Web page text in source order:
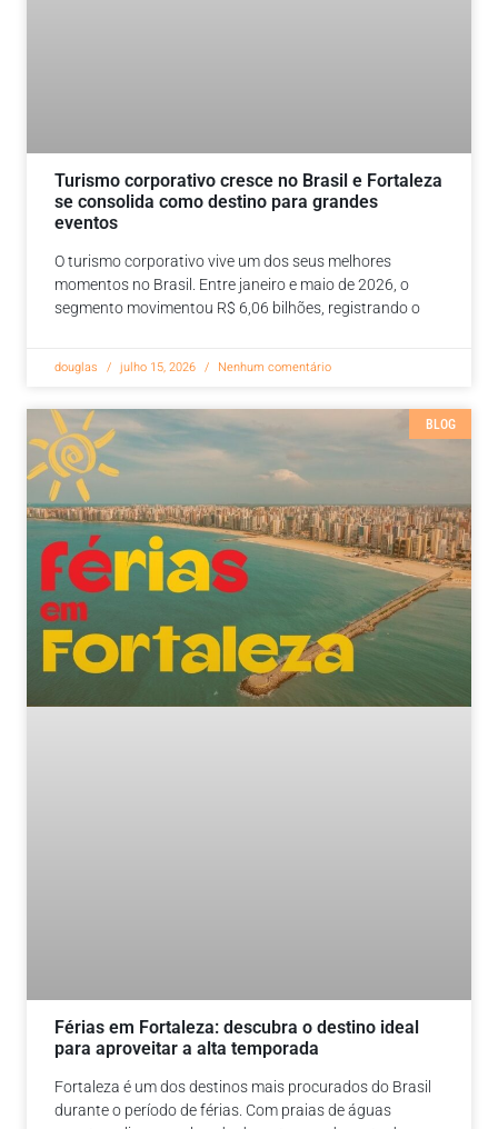
Turismo corporativo cresce no Brasil e Fortaleza
se consolida como destino para grandes
eventos
O turismo corporativo vive um dos seus melhores
momentos no Brasil. Entre janeiro e maio de 2026, o
segmento movimentou R$ 6,06 bilhões, registrando o
douglas julho 15, 2026 Nenhum comentário
BLOG
Férias em Fortaleza: descubra o destino ideal
para aproveitar a alta temporada
Fortaleza é um dos destinos mais procurados do Brasil
durante o período de férias. Com praias de águas